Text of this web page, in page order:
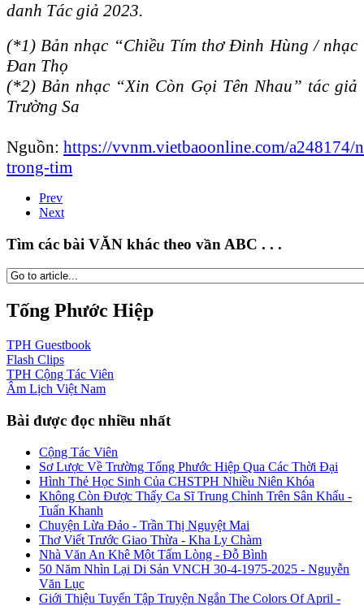
danh Tác giả 2023.
(*1) Bản nhạc “Chiều Tím thơ Đinh Hùng / nhạc
Đan Thọ
(*2) Bản nhạc “Xin Còn Gọi Tên Nhau” tác giả
Trường Sa
Nguồn: https://vvnm.vietbaoonline.com/a248174/
trong-tim
Prev
Next
Tìm các bài VĂN khác theo vần ABC . . .
Tống Phước Hiệp
TPH Guestbook
Flash Clips
TPH Cộng Tác Viên
Âm Lịch Việt Nam
Bài được đọc nhiều nhất
Cộng Tác Viên
Sơ Lược Về Trường Tống Phước Hiệp Qua Các Thời Đại
Hình Thẻ Học Sinh Của CHSTPH Nhiều Niên Khóa
Không Còn Được Thấy Ca Sĩ Trung Chỉnh Trên Sân Khấu -
Tuấn Khanh
Chuyện Lừa Đảo - Trần Thị Nguyệt Mai
Thơ Viết Trước Giao Thừa - Kha Ly Chàm
Nhà Văn An Khê Một Tấm Lòng - Đỗ Bình
50 Năm Nhìn Lại Di Sản VNCH 30-4-1975-2025 - Nguyễn
Văn Lục
Giới Thiệu Tuyển Tập Truyện Ngắn The Colors Of April -